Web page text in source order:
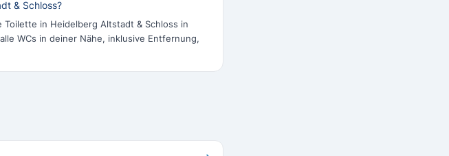
& Schloss?
in Heidelberg Altstadt & Schloss in
WCs in deiner Nähe, inklusive Entfernung,